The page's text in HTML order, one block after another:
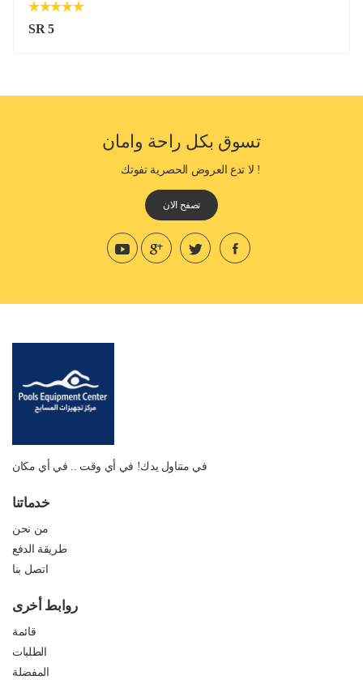
SR 5
تسوق بكل راحة وامان
! لا تدع العروض الحصرية تفوتك
تصفح الان
في متناول يدك! في أي وقت .. في أي مكان
خدماتنا
من نحن
طريقة الدفع
اتصل بنا
روابط أخرى
قائمة
الطلبات
المفضلة